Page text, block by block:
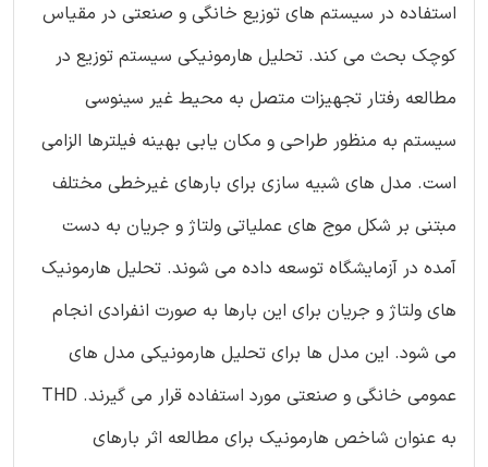
استفاده در سیستم های توزیع خانگی و صنعتی در مقیاس
کوچک بحث می کند. تحلیل هارمونیکی سیستم توزیع در
مطالعه رفتار تجهیزات متصل به محیط غیر سینوسی
سیستم به منظور طراحی و مکان یابی بهینه فیلترها الزامی
است. مدل های شبیه سازی برای بارهای غیرخطی مختلف
مبتنی بر شکل موج های عملیاتی ولتاژ و جریان به دست
آمده در آزمایشگاه توسعه داده می شوند. تحلیل هارمونیک
های ولتاژ و جریان برای این بارها به صورت انفرادی انجام
می شود. این مدل ها برای تحلیل هارمونیکی مدل های
عمومی خانگی و صنعتی مورد استفاده قرار می گیرند. THD
به عنوان شاخص هارمونیک برای مطالعه اثر بارهای